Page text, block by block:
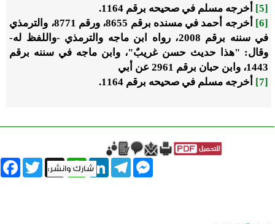
[5]
أخرجه مسلم في صحيحه برقم 1164.
[6]
أخرجه أحمد في مسنده برقم 8655، ورقم 8771، والترمذي
في سننه برقم 2008، رواه ابن ماجه والترمذي -واللفظ له-
وقال: "هذا حديث حسن غريبٌ"، وابن ماجه في سننه برقم
1443، وابن حبان برقم 2961 عن أبي
[7]
أخرجه مسلم في صحيحه برقم 1164.
Twitter X
WhatsAppLinkedInTelegram
Messenger